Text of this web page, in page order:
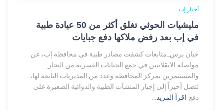
أخبار إب
مليشيات الحوثي تغلق أكثر من 50 عيادة طبية
في إب بعد رفض ملاكها دفع جبايات
خبان برس_متابعات كشفت مصادر طبية في محافظة إب، عن
مواصلة الانقلابيين في جمع الجبايات القسرية من التجار
والمستثمرين بمركز المحافظة وعدد من المديريات التابعة لها،
لتصل أخيراً إلى إجبار المنشآت الطبية والدوائية الصغيرة على
دفع اقرأ المزيد…